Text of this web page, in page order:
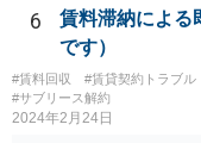
6
賃料滞納による
です）
#賃料回収 #賃貸契約トラブル
#サブリース解約
2024年2月24日